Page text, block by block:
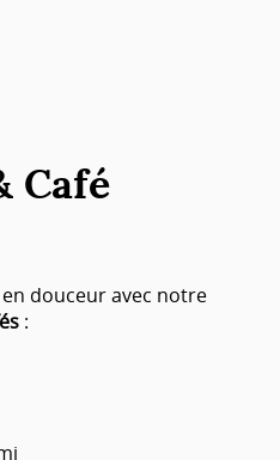
Café
douceur avec notre
: